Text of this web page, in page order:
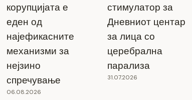
корупцијата е
еден од
најефикасните
механизми за
нејзино
спречување
06.08.2026
стимулатор за
Дневниот центар
за лица со
церебрална
парализа
31.07.2026